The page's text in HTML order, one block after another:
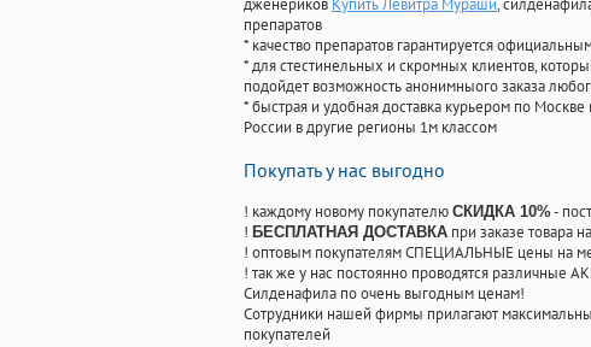
дженериков Купить Левитра Мураши,
препаратов
* качество препаратов гарантируется
* для стестинельных и скромных клиентов,
подойдет возможность анонимныого заказа
* быстрая и удобная доставка курьером по
России в другие регионы 1м классом
Покупать у нас выгодно
! каждому новому покупателю СКИДКА 10%-
! БЕСПЛАТНАЯ ДОСТАВКА при заказе товара
! оптовым покупателям СПЕЦИАЛЬНЫЕ цены на
! так же у нас постоянно проводятся различные
Силденафила по очень выгодным ценам!
Cотрудники нашей фирмы прилагают
покупателей